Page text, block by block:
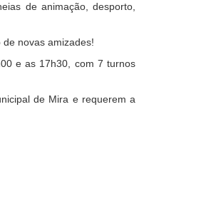
de animação, desporto,
novas amizades!
e as 17h30, com 7 turnos
de Mira e requerem a